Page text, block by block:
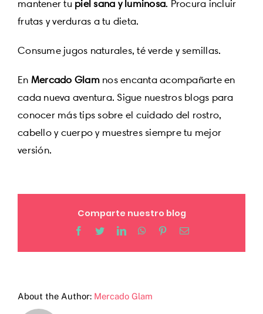
mantener tu piel sana y luminosa. Procura incluir
frutas y verduras a tu dieta.
Consume jugos naturales, té verde y semillas.
En Mercado Glamnos encanta acompañarte en
cada nueva aventura. Sigue nuestros blogs para
conocer más tips sobre el cuidado del rostro,
cabello y cuerpo y muestres siempre tu mejor
versión.
Comparte nuestro blog
Facebook
TwitterLinkedInWhatsApp
PinterestEmail
About the Author: Mercado Glam